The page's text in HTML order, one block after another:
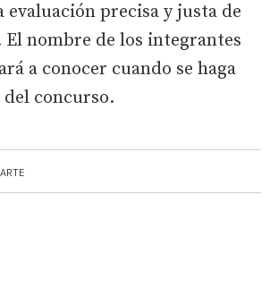
ARTE
evaluación precisa y justa de
El nombre de los integrantes
a conocer cuando se haga
concurso.